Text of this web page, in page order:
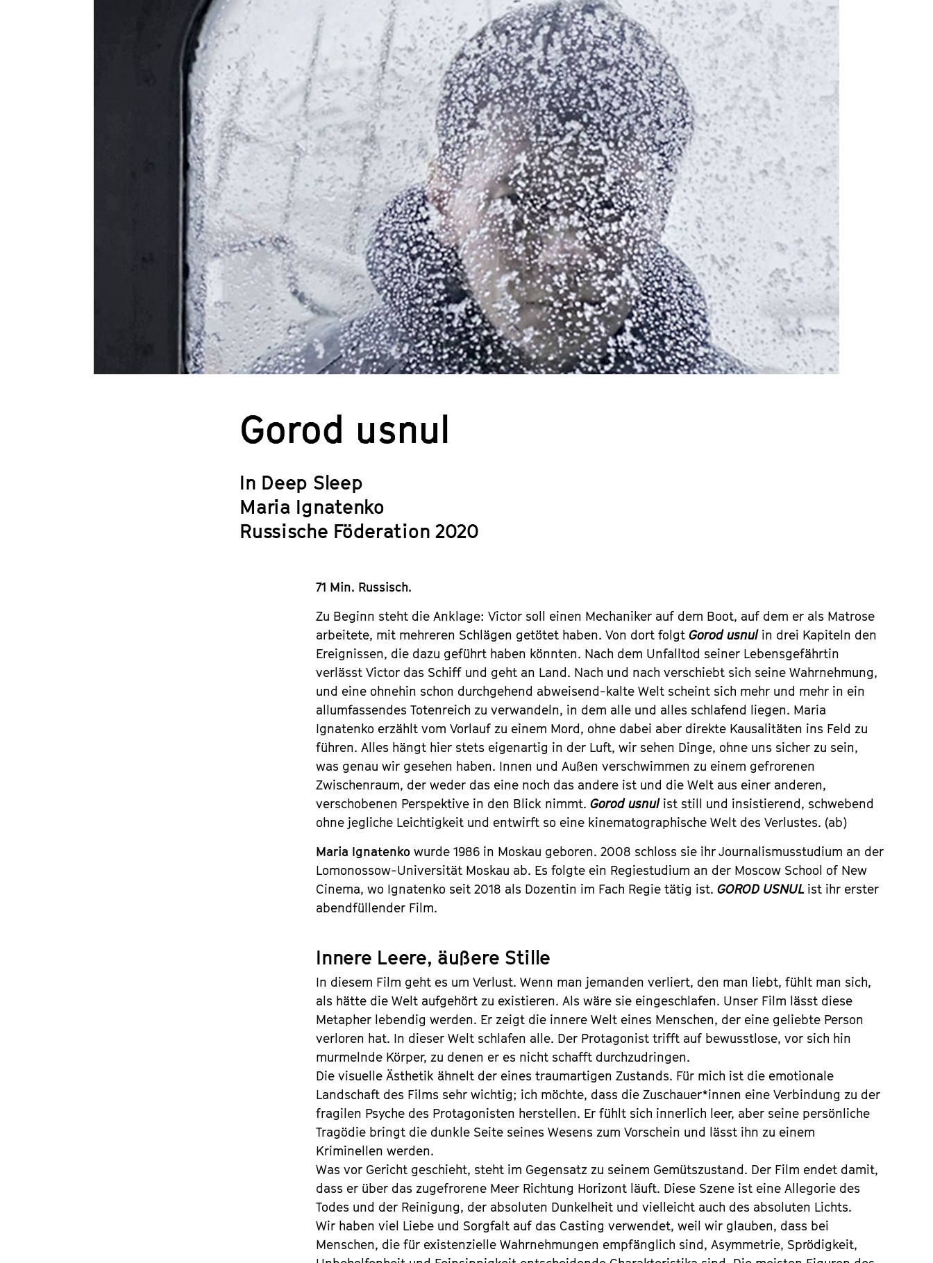
Gorod usnul
In Deep Sleep
Maria Ignatenko
Russische Föderation 2020
71 Min. Russisch.
Zu Beginn steht die Anklage: Victor soll einen Mechaniker auf dem Boot, auf dem er als Matrose
arbeitete, mit mehreren Schlägen getötet haben. Von dort folgtGorod usnulin drei Kapiteln den
Ereignissen, die dazu geführt haben könnten. Nach dem Unfalltod seiner Lebensgefährtin
verlässt Victor das Schiff und geht an Land. Nach und nach verschiebt sich seine Wahrnehmung,
und eine ohnehin schon durchgehend abweisend-kalte Welt scheint sich mehr und mehr in ein
allumfassendes Totenreich zu verwandeln, in dem alle und alles schlafend liegen. Maria
Ignatenko erzählt vom Vorlauf zu einem Mord, ohne dabei aber direkte Kausalitäten ins Feld zu
führen. Alles hängt hier stets eigenartig in der Luft, wir sehen Dinge, ohne uns sicher zu sein,
was genau wir gesehen haben. Innen und Außen verschwimmen zu einem gefrorenen
Zwischenraum, der weder das eine noch das andere ist und die Welt aus einer anderen,
verschobenen Perspektive in den Blick nimmt.Gorod usnulist still und insistierend, schwebend
ohne jegliche Leichtigkeit und entwirft so eine kinematographische Welt des Verlustes. (ab)
Maria Ignatenko wurde 1986 in Moskau geboren. 2008 schloss sie ihr Journalismusstudium an der
Lomonossow-Universität Moskau ab. Es folgte ein Regiestudium an der Moscow School of New
Cinema, wo Ignatenko seit 2018 als Dozentin im Fach Regie tätig ist.GOROD USNUList ihr erster
abendfüllender Film.
Innere Leere, äußere Stille
In diesem Film geht es um Verlust. Wenn man jemanden verliert, den man liebt, fühlt man sich,
als hätte die Welt aufgehört zu existieren. Als wäre sie eingeschlafen. Unser Film lässt diese
Metapher lebendig werden. Er zeigt die innere Welt eines Menschen, der eine geliebte Person
verloren hat. In dieser Welt schlafen alle. Der Protagonist trifft auf bewusstlose, vor sich hin
murmelnde Körper, zu denen er es nicht schafft durchzudringen.
Die visuelle Ästhetik ähnelt der eines traumartigen Zustands. Für mich ist die emotionale
Landschaft des Films sehr wichtig; ich möchte, dass die Zuschauer*innen eine Verbindung zu der
fragilen Psyche des Protagonisten herstellen. Er fühlt sich innerlich leer, aber seine persönliche
Tragödie bringt die dunkle Seite seines Wesens zum Vorschein und lässt ihn zu einem
Kriminellen werden.
Was vor Gericht geschieht, steht im Gegensatz zu seinem Gemütszustand. Der Film endet damit,
dass er über das zugefrorene Meer Richtung Horizont läuft. Diese Szene ist eine Allegorie des
Todes und der Reinigung, der absoluten Dunkelheit und vielleicht auch des absoluten Lichts.
Wir haben viel Liebe und Sorgfalt auf das Casting verwendet, weil wir glauben, dass bei
Menschen, die für existenzielle Wahrnehmungen empfänglich sind, Asymmetrie, Sprödigkeit,